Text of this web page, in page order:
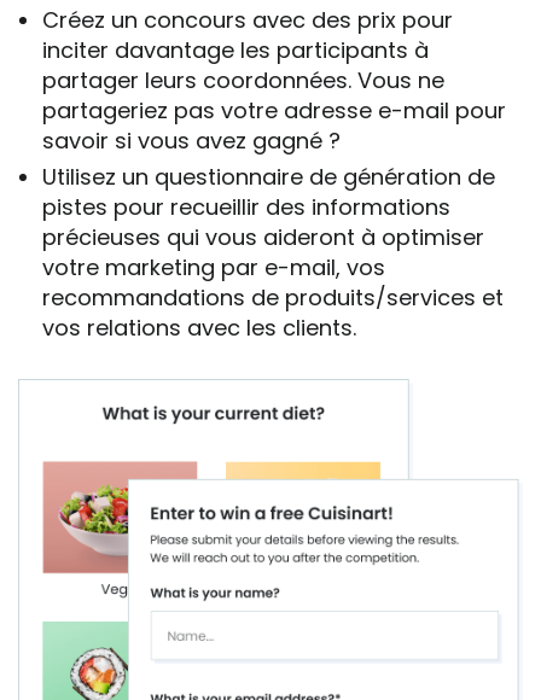
Créez un concours avec des prix pour
inciter davantage les participants à
partager leurs coordonnées. Vous ne
partageriez pas votre adresse e-mail pour
savoir si vous avez gagné ?
Utilisez un questionnaire de génération de
pistes pour recueillir des informations
précieuses qui vous aideront à optimiser
votre marketing par e-mail, vos
recommandations de produits/services et
vos relations avec les clients.